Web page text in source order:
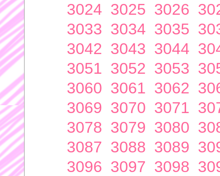
3024 3025 3026
3033 3034 3035
3042 3043 3044
3051 3052 3053
3060 3061 3062
3069 3070 3071
3078 3079 3080
3087 3088 3089
3096 3097 3098